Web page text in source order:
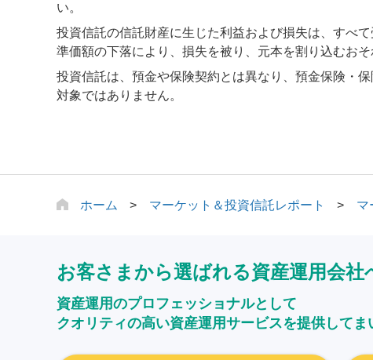
い。
投資信託の信託財産に生じた利益および損失は、すべ
準価額の下落により、損失を被り、元本を割り込むおそ
投資信託は、預金や保険契約とは異なり、預金保険・
対象ではありません。
ホーム マーケット＆投資信託レポート マ
お客さまから選ばれる資産運用会社
資産運用のプロフェッショナルとして
クオリティの高い資産運用サービスを提供してま